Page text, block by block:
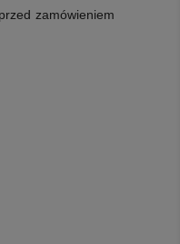
zamówieniem